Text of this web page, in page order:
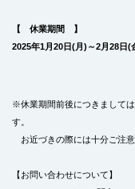
【 休業期間 】
2025年1月20日(月)～2月28日(
※休業期間前後につきまして
す。
お近づきの際には十分ご注意
【お問い合わせについて】